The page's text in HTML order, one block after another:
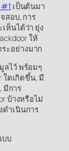
เป็นต้นมา
สอบ, การ
ห็นได้ว่า ยุ่ง
ให้
ะอย่างมาก
ลไว้ พร้อมๆ
ใดเกิดขึ้น, มี
มีการ
บ้างหรือไม่
ดำเนินการ
บบ